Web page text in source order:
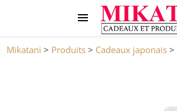
Mikatani > Produits > Cadeaux japonais >